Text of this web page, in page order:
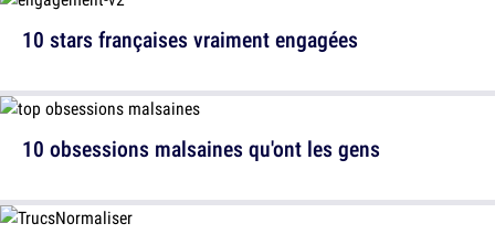
10 obsessions malsaines qu'ont les gens
10 stars françaises vraiment engagées